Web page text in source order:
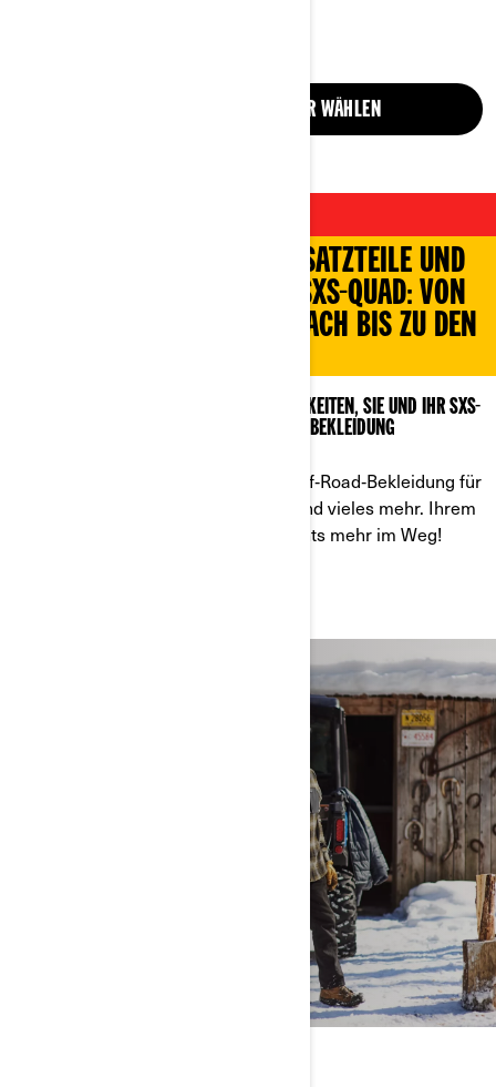
ATV OUTLANDER 850/1000R WÄHLEN
OFF-ROAD-BEKLEIDUNG, ERSATZTEILE UND
WINTERZUBEHÖR FÜR IHR SXS-QUAD: VON
KOPF BIS FUSS UND VOM DACH BIS ZU DEN
CAN-AM BIETET UNENDLICH VIELE MÖGLICHKEITEN, SIE UND IHR SXS-
QUAD MIT WINTERZUBEHÖR UND OFF-ROAD-BEKLEIDUNG
Entdecken Sie Winterzubehör und Off‑Road‑Bekleidung für
die Arbeit, den Winter, zum Trailen und vieles mehr. Ihrem
Ausflug mit dem SxS-Quad steht nichts mehr im Weg!